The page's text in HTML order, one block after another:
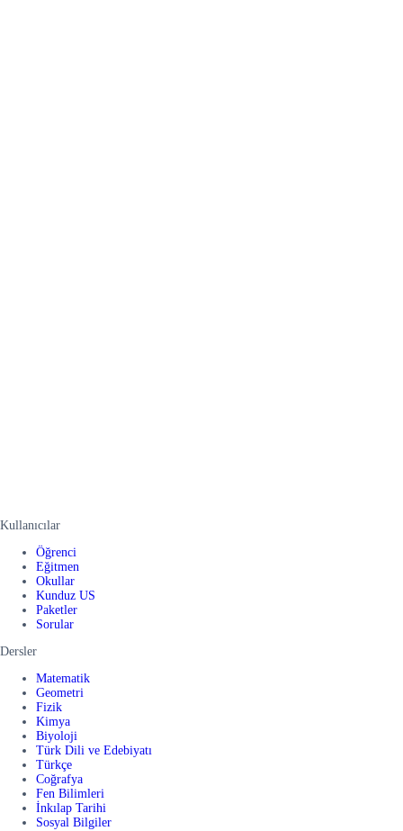
Kullanıcılar
Öğrenci
Eğitmen
Okullar
Kunduz US
Paketler
Sorular
Dersler
Matematik
Geometri
Fizik
Kimya
Biyoloji
Türk Dili ve Edebiyatı
Türkçe
Coğrafya
Fen Bilimleri
İnkılap Tarihi
Sosyal Bilgiler